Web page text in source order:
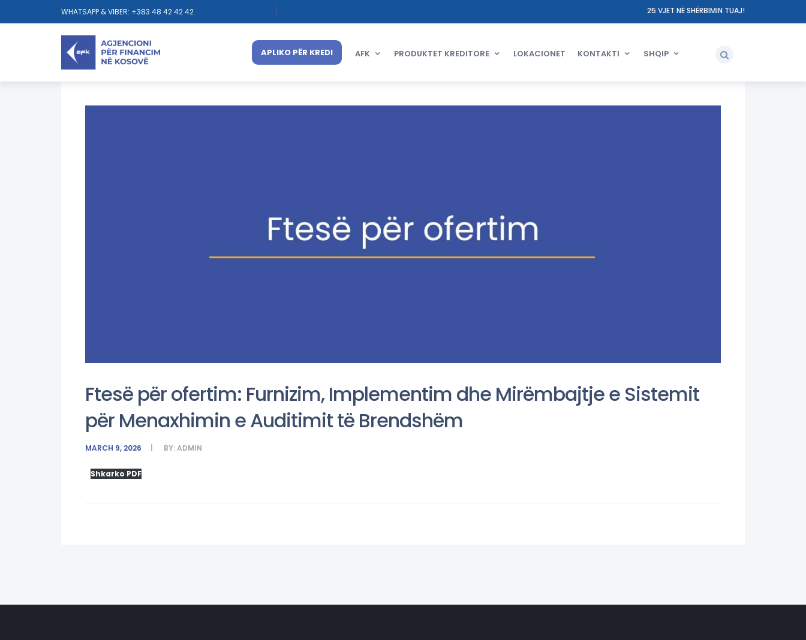
WHATSAPP & VIBER: +383 48 42 42 42 25 VJET NË SHËRBIMIN TUAJ!
APLIKO PËR KREDI AFK PRODUKTET KREDITORE LOKACIONET KONTAKTI SHQIP
Ftesë për ofertim: Furnizim, Implementim dhe Mirëmbajtje e Sistemit
për Menaxhimin e Auditimit të Brendshëm
MARCH 9, 2026 BY:ADMIN
Shkarko PDF